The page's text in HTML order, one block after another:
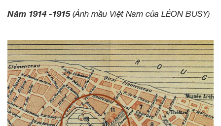
Năm 1914 -1915 (Ảnh mầu Việt Nam của LÉON BUSY)